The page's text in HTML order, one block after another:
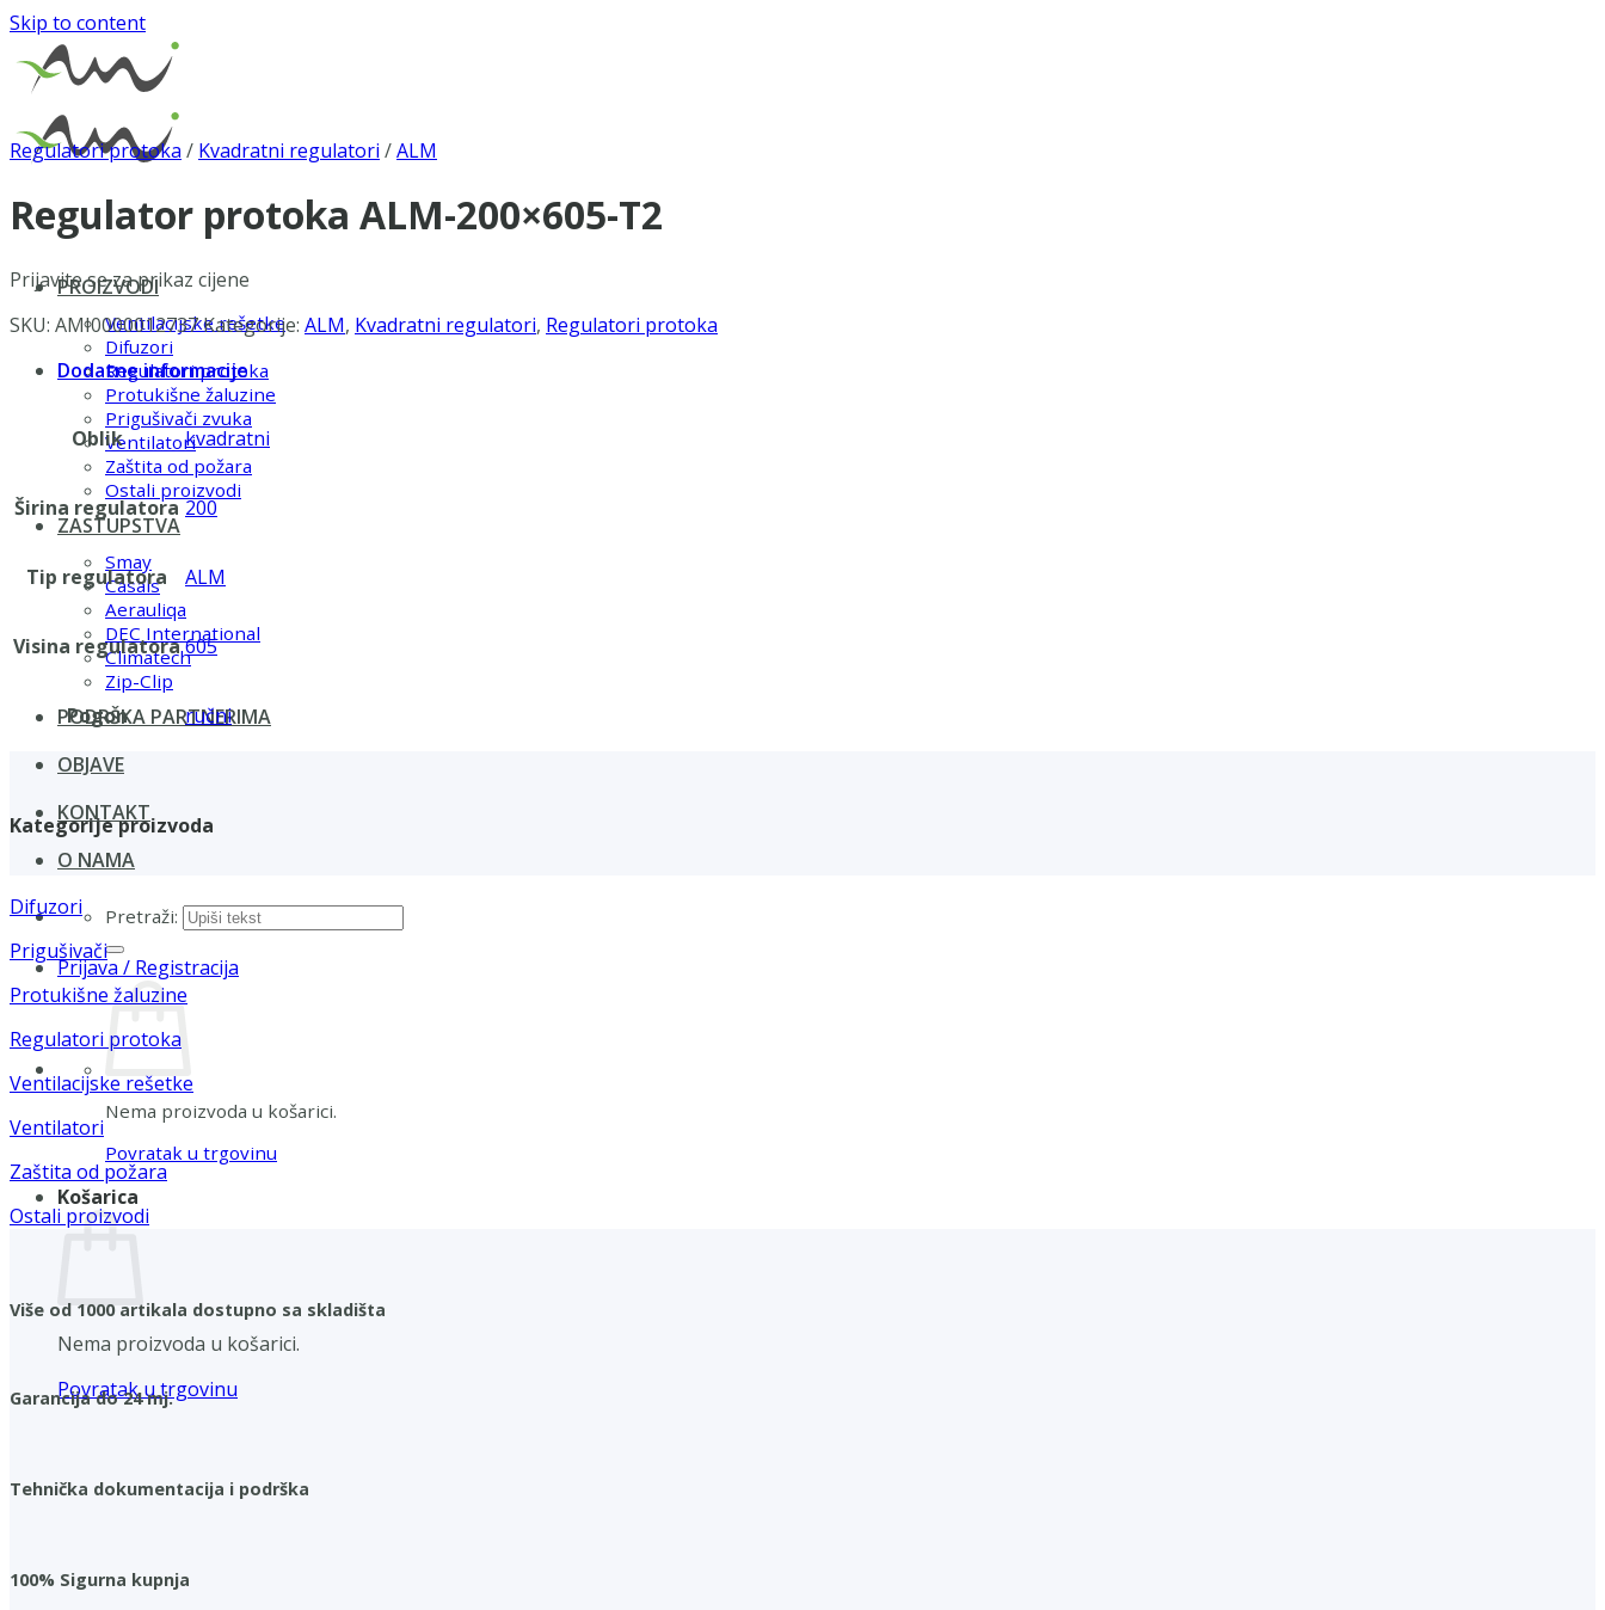
Skip to content
PROIZVODI
Ventilacijske rešetke
Difuzori
Regulatori protoka
Protukišne žaluzine
Prigušivači zvuka
Ventilatori
Zaštita od požara
Ostali proizvodi
ZASTUPSTVA
Smay
Casals
Aerauliqa
DEC International
Climatech
Zip-Clip
PODRŠKA PARTNERIMA
OBJAVE
KONTAKT
O NAMA
Pretraži:
Prijava / Registracija
Nema proizvoda u košarici.
Povratak u trgovinu
Košarica
Nema proizvoda u košarici.
Povratak u trgovinu
Regulatori protoka / Kvadratni regulatori /ALM
Regulator protoka ALM-200×605-T2
Prijavite se za prikaz cijene
SKU: AMI0000012737Kategorije: ALM, Kvadratni regulatori, Regulatori protoka
Dodatne informacije
Oblik kvadratni
Širina regulatora 200
Tip regulatora ALM
Visina regulatora605
Pogon ručni
Kategorije proizvoda
Difuzori
Prigušivači
Protukišne žaluzine
Regulatori protoka
Ventilacijske rešetke
Ventilatori
Zaštita od požara
Ostali proizvodi
Više od 1000 artikala dostupno sa skladišta
Garancija do 24 mj.
Tehnička dokumentacija i podrška
100% Sigurna kupnja